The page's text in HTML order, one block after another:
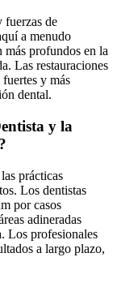
fuerzas de
a menudo
más profundos en la
Las restauraciones
fuertes y más
dental.
y la
prácticas
Los dentistas
por casos
adineradas
Los profesionales
a largo plazo,